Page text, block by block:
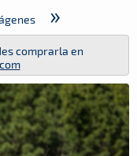
AGENDA
TIENDA
ARCHIVO
»
comprarla en